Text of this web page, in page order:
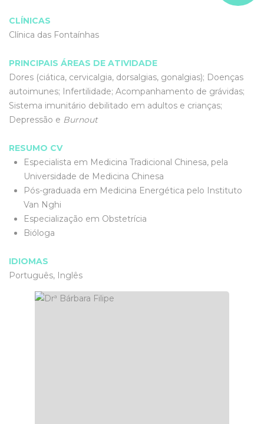
CLÍNICAS
Clínica das Fontaínhas
PRINCIPAIS ÁREAS DE ATIVIDADE
Dores (ciática, cervicalgia, dorsalgias, gonalgias); Doenças
autoimunes; Infertilidade; Acompanhamento de grávidas;
Sistema imunitário debilitado em adultos e crianças;
Depressão e Burnout
RESUMO CV
Especialista em Medicina Tradicional Chinesa, pela
Universidade de Medicina Chinesa
Pós-graduada em Medicina Energética pelo Instituto
Van Nghi
Especialização em Obstetrícia
Bióloga
IDIOMAS
Português, Inglês